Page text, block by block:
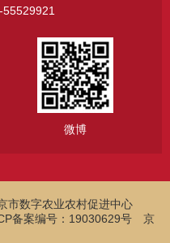
微博
市数字农业农村促进中心
备案编号：19030629号 京